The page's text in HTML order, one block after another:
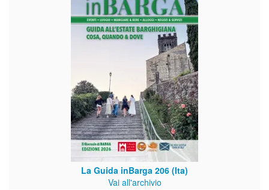
La Guida inBarga 206 (Ita)
Vai all'archivio